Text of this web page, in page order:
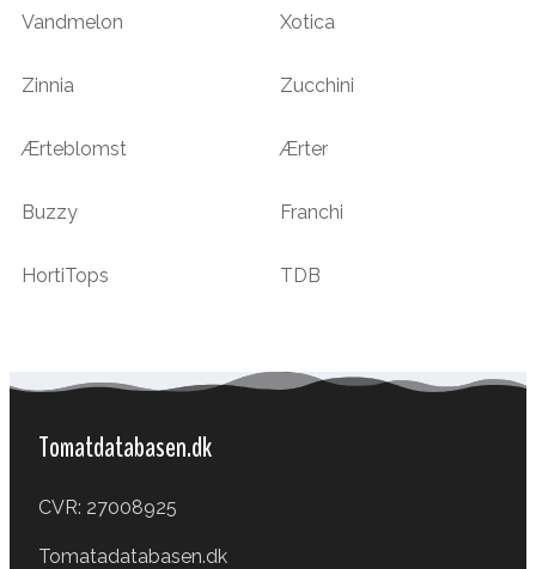
Vandmelon Xotica
Zinnia Zucchini
Ærteblomst Ærter
Buzzy Franchi
HortiTops TDB
Tomatdatabasen.dk
CVR: 27008925
Tomatadatabasen.dk